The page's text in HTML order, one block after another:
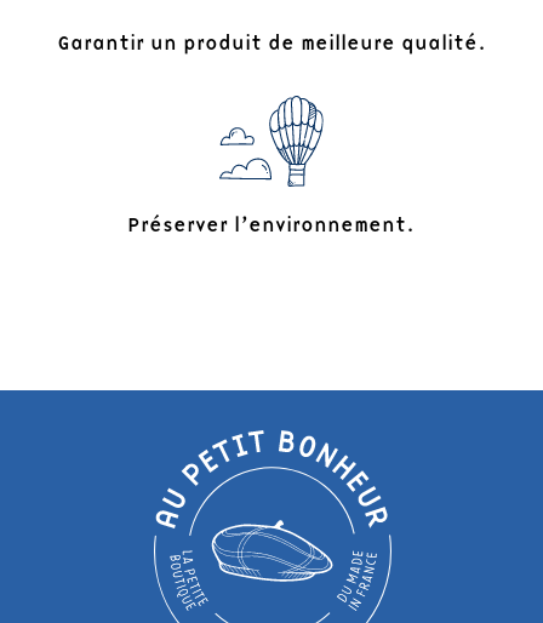
Garantir un produit de meilleure qualité.
Préserver l’environnement.